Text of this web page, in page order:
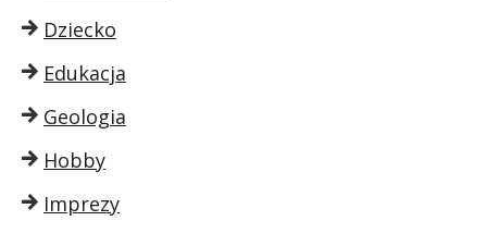
Dziecko
Edukacja
Geologia
Hobby
Imprezy